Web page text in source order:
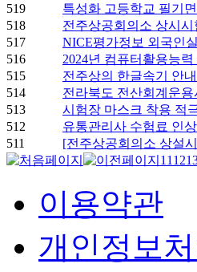
519
특성화 고등학교 필기
518
전주상공회의소 상시시
517
NICE평가정보 외국인
516
2024년 컴퓨터활용능
515
전주상의 한글속기 안내
514
전라북도 전산회계운용
513
시험장 마스크 착용 적
512
유통관리사 수험료 인
511
[전주상공회의소 상설
1112
이용약관
개인정보